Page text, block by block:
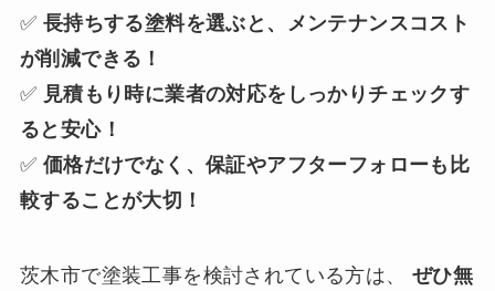
✅ 長持ちする塗料を選ぶと、メンテナンスコスト
が削減できる！
✅ 見積もり時に業者の対応をしっかりチェックす
ると安心！
✅ 価格だけでなく、保証やアフターフォローも比
較することが大切！
茨木市で塗装工事を検討されている方は、 ぜひ無